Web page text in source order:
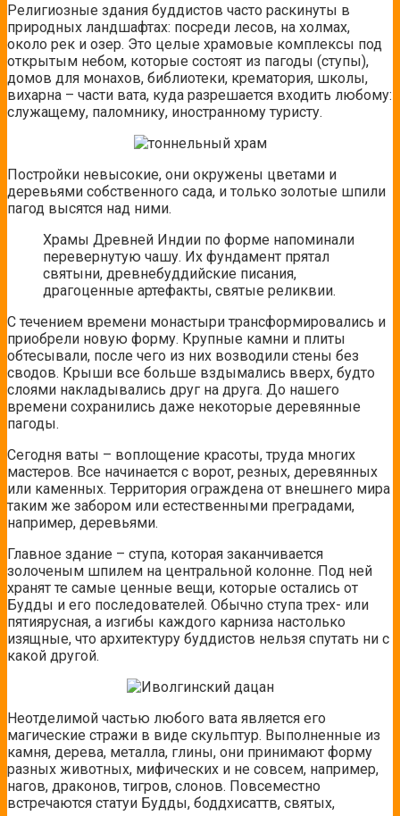
Религиозные здания буддистов часто раскинуты в
природных ландшафтах: посреди лесов, на холмах,
около рек и озер. Это целые храмовые комплексы под
открытым небом, которые состоят из пагоды (ступы),
домов для монахов, библиотеки, крематория, школы,
вихарна – части вата, куда разрешается входить любому:
служащему, паломнику, иностранному туристу.
Постройки невысокие, они окружены цветами и
деревьями собственного сада, и только золотые шпили
пагод высятся над ними.
Храмы Древней Индии по форме напоминали
перевернутую чашу. Их фундамент прятал
святыни, древнебуддийские писания,
драгоценные артефакты, святые реликвии.
С течением времени монастыри трансформировались и
приобрели новую форму. Крупные камни и плиты
обтесывали, после чего из них возводили стены без
сводов. Крыши все больше вздымались вверх, будто
слоями накладывались друг на друга. До нашего
времени сохранились даже некоторые деревянные
пагоды.
Сегодня ваты – воплощение красоты, труда многих
мастеров. Все начинается с ворот, резных, деревянных
или каменных. Территория ограждена от внешнего мира
таким же забором или естественными преградами,
например, деревьями.
Главное здание – ступа, которая заканчивается
золоченым шпилем на центральной колонне. Под ней
хранят те самые ценные вещи, которые остались от
Будды и его последователей. Обычно ступа трех- или
пятиярусная, а изгибы каждого карниза настолько
изящные, что архитектуру буддистов нельзя спутать ни с
какой другой.
Неотделимой частью любого вата является его
магические стражи в виде скульптур. Выполненные из
камня, дерева, металла, глины, они принимают форму
разных животных, мифических и не совсем, например,
нагов, драконов, тигров, слонов. Повсеместно
встречаются статуи Будды, боддхисаттв, святых,